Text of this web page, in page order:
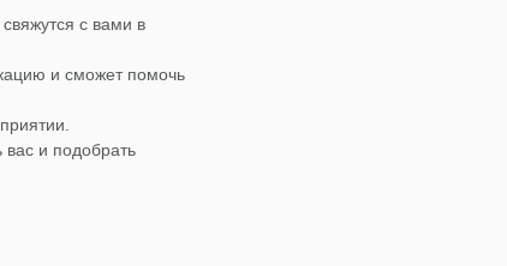
с вами в
и сможет помочь
и подобрать